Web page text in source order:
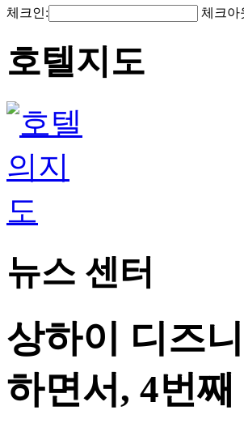
체크인: 체크아
호텔지도
뉴스 센터
상하이 디즈
하면서, 4번